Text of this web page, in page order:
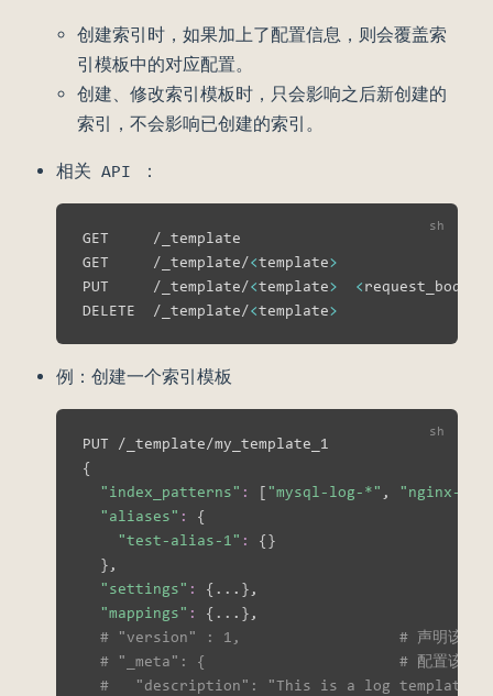
创建索引时，如果加上了配置信息，则会覆盖索
引模板中的对应配置。
创建、修改索引模板时，只会影响之后新创建的
索引，不会影响已创建的索引。
相关 API ：
GET     /_template
GET     /_template/<template>
PUT     /_template/<template> <request_body
DELETE  /_template/<template>
例：创建一个索引模板
{
"index_patterns" : ["mysql-log-*" , "nginx-
"aliases" :
{
"test-alias-1" : {}
} ,
"settings" : { .. . } ,
"mappings" : { .. . } ,
# "version" : 1,                  # 声明该索引模
# "_meta": {                      # 配置该索引模板的
#   "description": "This is a log template."